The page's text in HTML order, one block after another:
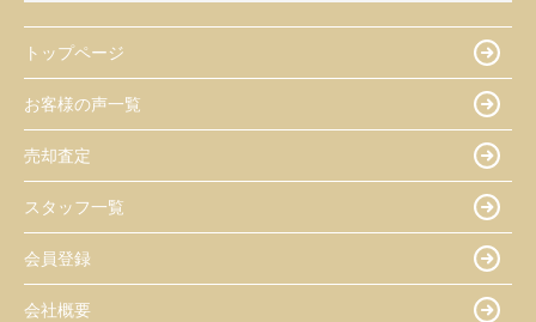
トップページ
お客様の声一覧
売却査定
スタッフ一覧
会員登録
会社概要